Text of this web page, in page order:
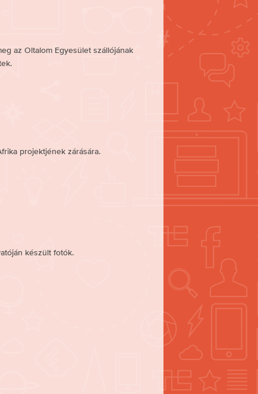
az Oltalom Egyesület szállójának
projektjének zárására.
készült fotók.